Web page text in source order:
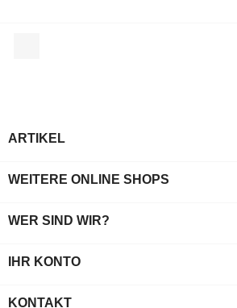
ARTIKEL
WEITERE ONLINE SHOPS
WER SIND WIR?
IHR KONTO
KONTAKT